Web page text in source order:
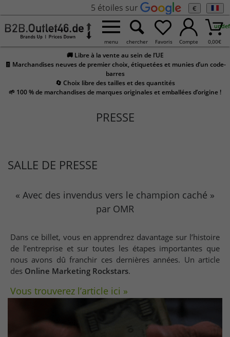
5 étoiles sur €
menu chercher Favoris Compte 0,00€
🚚 Libre à la vente au sein de l’UE
🧾 Marchandises neuves de premier choix, étiquetées et munies d’un code-
barres
🔄 Choix libre des tailles et des quantités
🌱 100 % de marchandises de marques originales et emballées d’origine !
PRESSE
SALLE DE PRESSE
« Avec des invendus vers le champion caché »
par OMR
Dans ce billet, vous en apprendrez davantage sur l’histoire
de l’entreprise et sur toutes les étapes importantes que
nous avons dû franchir ces dernières années. Un article
des Online Marketing Rockstars.
Vous trouverez l’article ici »